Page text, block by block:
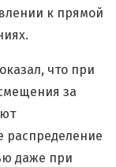
к прямой
что при
за
распределение
даже при